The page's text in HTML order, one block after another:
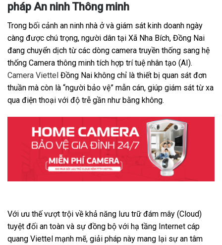
pháp An ninh Thông minh
Trong bối cảnh an ninh nhà ở và giám sát kinh doanh ngày
càng được chú trọng, người dân tại Xã Nha Bích, Đồng Nai
đang chuyển dịch từ các dòng camera truyền thống sang hệ
thống Camera thông minh tích hợp trí tuệ nhân tạo (AI).
Camera Viettel Đồng Nai không chỉ là thiết bị quan sát đơn
thuần mà còn là “người bảo vệ” mẫn cán, giúp giám sát từ xa
qua điện thoại với độ trễ gần như bằng không.
Với ưu thế vượt trội về khả năng lưu trữ đám mây (Cloud)
tuyệt đối an toàn và sự đồng bộ với hạ tầng Internet cáp
quang Viettel mạnh mẽ, giải pháp này mang lại sự an tâm